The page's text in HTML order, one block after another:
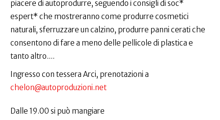
piacere di autoprodurre, seguendo i consigli di soc*
espert* che mostreranno come produrre cosmetici
naturali, sferruzzare un calzino, produrre panni cerati che
consentono di fare a meno delle pellicole di plastica e
tanto altro....
Ingresso con tessera Arci, prenotazioni a
chelon@autoproduzioni.net
Dalle 19.00 si può mangiare